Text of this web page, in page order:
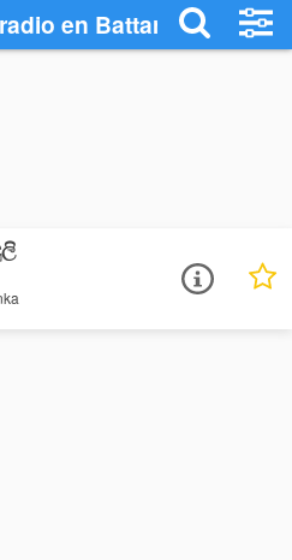
en Battaramulla -